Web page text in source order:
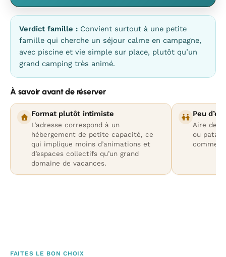
Verdict famille : Convient surtout à une petite
famille qui cherche un séjour calme en campagne,
avec piscine et vie simple sur place, plutôt qu’un
grand camping très animé.
À savoir avant de réserver
Format plutôt intimiste
L’adresse correspond à un
hébergement de petite capacité, ce
qui implique moins d’animations et
d’espaces collectifs qu’un grand
domaine de vacances.
Peu
Aire de
ou
comme
FAITES LE BON CHOIX